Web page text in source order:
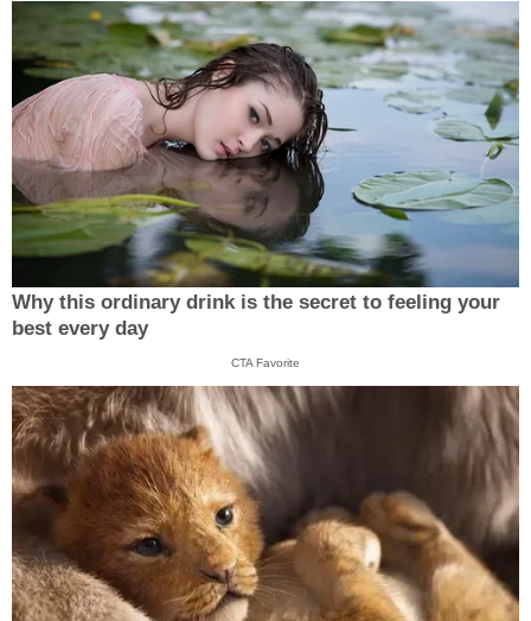
Why this ordinary drink is the secret to feeling your
best every day
CTA Favorite